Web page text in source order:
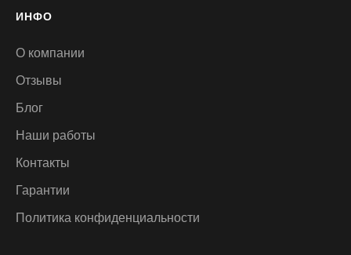
ИНФО
О компании
Отзывы
Блог
Наши работы
Контакты
Гарантии
Политика конфиденциальности